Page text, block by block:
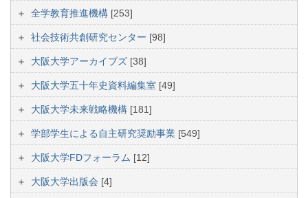
全学教育推進機構 [253]
社会技術共創研究センター [98]
大阪大学アーカイブズ [38]
大阪大学五十年史資料編集室 [49]
大阪大学未来戦略機構 [181]
学部学生による自主研究奨励事業 [549]
大阪大学FDフォーラム [12]
大阪大学出版会 [4]